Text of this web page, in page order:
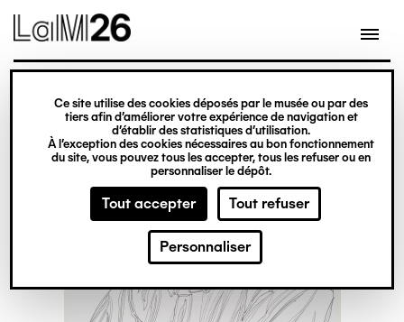
Gestion des cookies
Ce site utilise des cookies déposés par le musée ou par des
tiers afin d’améliorer votre expérience de navigation et
d’établir des statistiques d’utilisation.
À l’exception des cookies nécessaires au bon fonctionnement
du site, vous pouvez tous les accepter, tous les refuser ou en
personnaliser le dépôt.
Tout accepter Tout refuser
Personnaliser
contenu